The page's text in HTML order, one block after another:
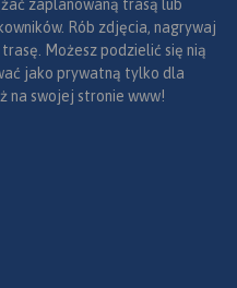
zaplanowaną trasą lub
Rób zdjęcia, nagrywaj
Możesz podzielić się nią
jako prywatną tylko dla
na swojej stronie www!